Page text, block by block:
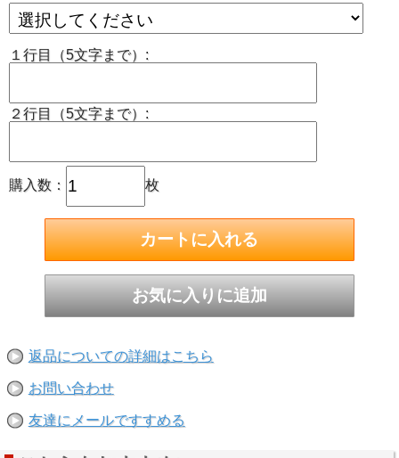
★注意事項：閲覧環境によって実物と色が違って見える場合
があります
１行目（5文字まで）:
２行目（5文字まで）:
購入数： 枚
返品についての詳細はこちら
お問い合わせ
友達にメールですすめる